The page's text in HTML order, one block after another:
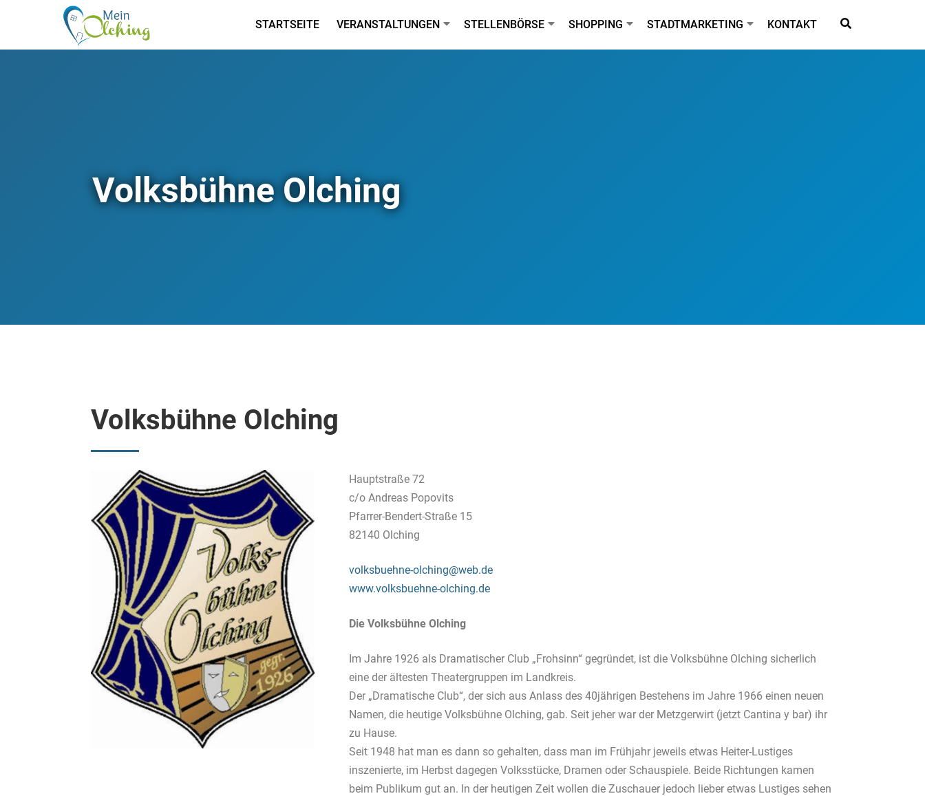
STARTSEITE VERANSTALTUNGEN STELLENBÖRSE SHOPPING STADTMARKETING KONTAKT
Volksbühne Olching
Volksbühne Olching
Hauptstraße 72
c/o Andreas Popovits
Pfarrer-Bendert-Straße 15
82140 Olching
volksbuehne-olching@web.de
www.volksbuehne-olching.de
Die Volksbühne Olching
Im Jahre 1926 als Dramatischer Club „Frohsinn“ gegründet, ist die Volksbühne Olching sicherlich
eine der ältesten Theatergruppen im Landkreis.
Der „Dramatische Club“, der sich aus Anlass des 40jährigen Bestehens im Jahre 1966 einen neuen
Namen, die heutige Volksbühne Olching, gab. Seit jeher war der Metzgerwirt (jetzt Cantina y bar) ihr
zu Hause.
Seit 1948 hat man es dann so gehalten, dass man im Frühjahr jeweils etwas Heiter-Lustiges
inszenierte, im Herbst dagegen Volksstücke, Dramen oder Schauspiele. Beide Richtungen kamen
beim Publikum gut an. In der heutigen Zeit wollen die Zuschauer jedoch lieber etwas Lustiges sehen